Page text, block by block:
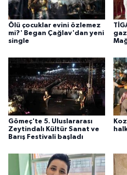
Ölü çocuklar evini özlemez
mi?' Began Çağlav'dan yeni
single
Gömeç'te 5. Uluslararası
Zeytindalı Kültür Sanat ve
Barış Festivali başladı